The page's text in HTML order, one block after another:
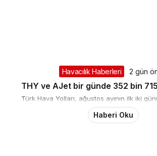
Havacılık Haberleri 2 gün
THY ve AJet bir günde 352 bin
Türk Hava Yolları, ağustos ayının ilk iki
Haberi Oku